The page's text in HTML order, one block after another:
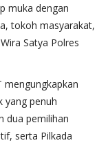
muka dengan
tokoh masyarakat,
Satya Polres
yang penuh
dua pemilihan
serta Pilkada